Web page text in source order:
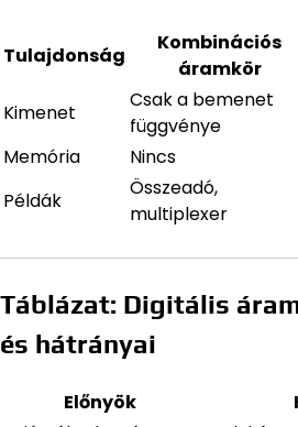
Tulajdonság
Kombinációs
áramkör
Kimenet
Csak a bemenet
függvénye
Memória
Nincs
Példák
Összeadó,
multiplexer
Táblázat: Digitális
és hátrányai
Előnyök